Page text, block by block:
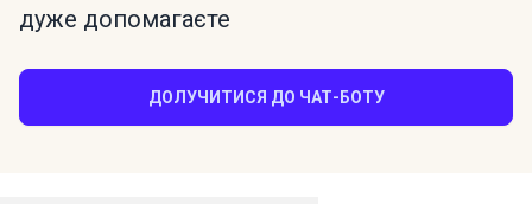
дуже допомагаєте
ДОЛУЧИТИСЯ ДО ЧАТ-БОТУ